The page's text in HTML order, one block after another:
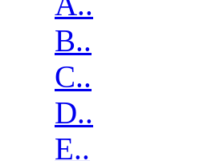
B..
C..
D..
E..